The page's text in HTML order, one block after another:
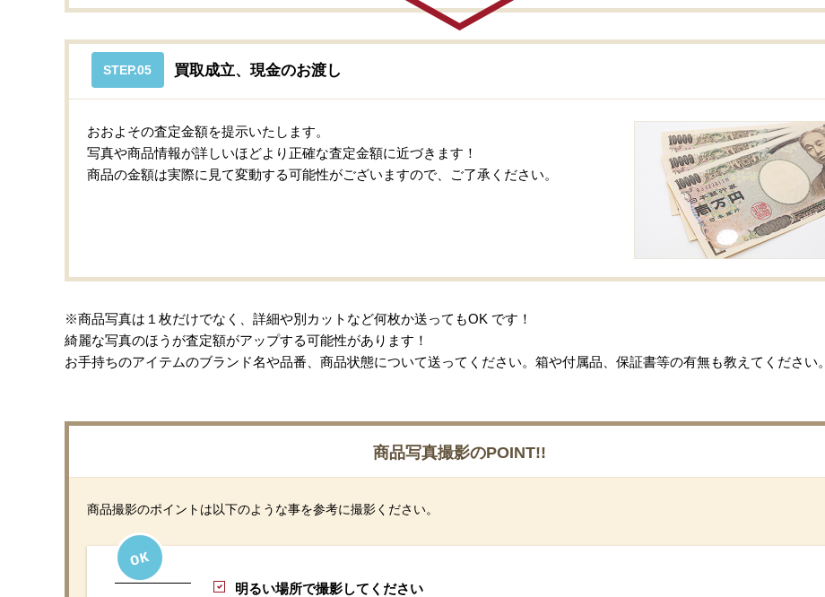
STEP.05 買取成立、現金のお渡し
おおよその査定金額を提示いたします。
写真や商品情報が詳しいほどより正確な査定金額に近づきます！
商品の金額は実際に見て変動する可能性がございますので、ご了承ください。
※商品写真は１枚だけでなく、詳細や別カットなど何枚か送ってもOK です！
綺麗な写真のほうが査定額がアップする可能性があります！
お手持ちのアイテムのブランド名や品番、商品状態について送ってください。箱や付属品、保証書等の有無も教えてください。
商品写真撮影のPOINT!!
商品撮影のポイントは以下のような事を参考に撮影ください。
明るい場所で撮影してください